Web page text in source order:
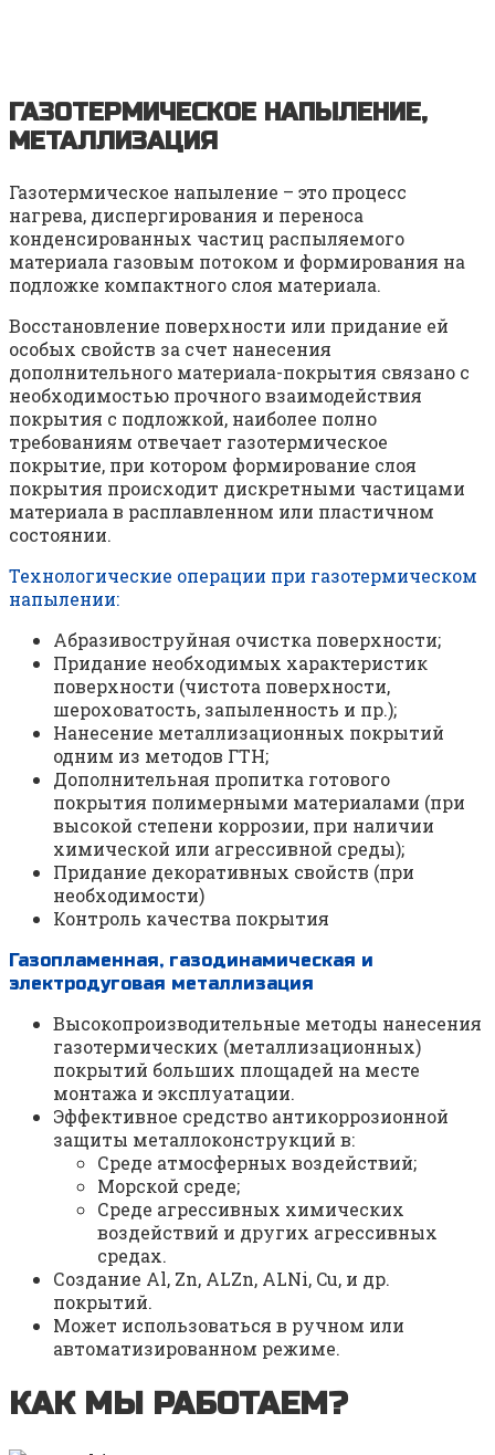
ГАЗОТЕРМИЧЕСКОЕ НАПЫЛЕНИЕ,
МЕТАЛЛИЗАЦИЯ
Газотермическое напыление – это процесс
нагрева, диспергирования и переноса
конденсированных частиц распыляемого
материала газовым потоком и формирования на
подложке компактного слоя материала.
Восстановление поверхности или придание ей
особых свойств за счет нанесения
дополнительного материала-покрытия связано с
необходимостью прочного взаимодействия
покрытия с подложкой, наиболее полно
требованиям отвечает газотермическое
покрытие, при котором формирование слоя
покрытия происходит дискретными частицами
материала в расплавленном или пластичном
состоянии.
Технологические операции при газотермическом
напылении:
Абразивоструйная очистка поверхности;
Придание необходимых характеристик
поверхности (чистота поверхности,
шероховатость, запыленность и пр.);
Нанесение металлизационных покрытий
одним из методов ГТН;
Дополнительная пропитка готового
покрытия полимерными материалами (при
высокой степени коррозии, при наличии
химической или агрессивной среды);
Придание декоративных свойств (при
необходимости)
Контроль качества покрытия
Газопламенная, газодинамическая и
электродуговая металлизация
Высокопроизводительные методы нанесения
газотермических (металлизационных)
покрытий больших площадей на месте
монтажа и эксплуатации.
Эффективное средство антикоррозионной
защиты металлоконструкций в:
Среде атмосферных воздействий;
Морской среде;
Среде агрессивных химических
воздействий и других агрессивных
средах.
Создание Al, Zn, ALZn, ALNi, Cu, и др.
покрытий.
Может использоваться в ручном или
автоматизированном режиме.
КАК МЫ РАБОТАЕМ?